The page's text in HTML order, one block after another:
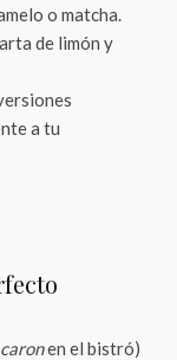
o matcha.
de limón y
a tu
en el bistró)